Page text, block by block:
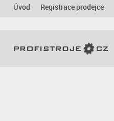
Úvod Registrace prodejce